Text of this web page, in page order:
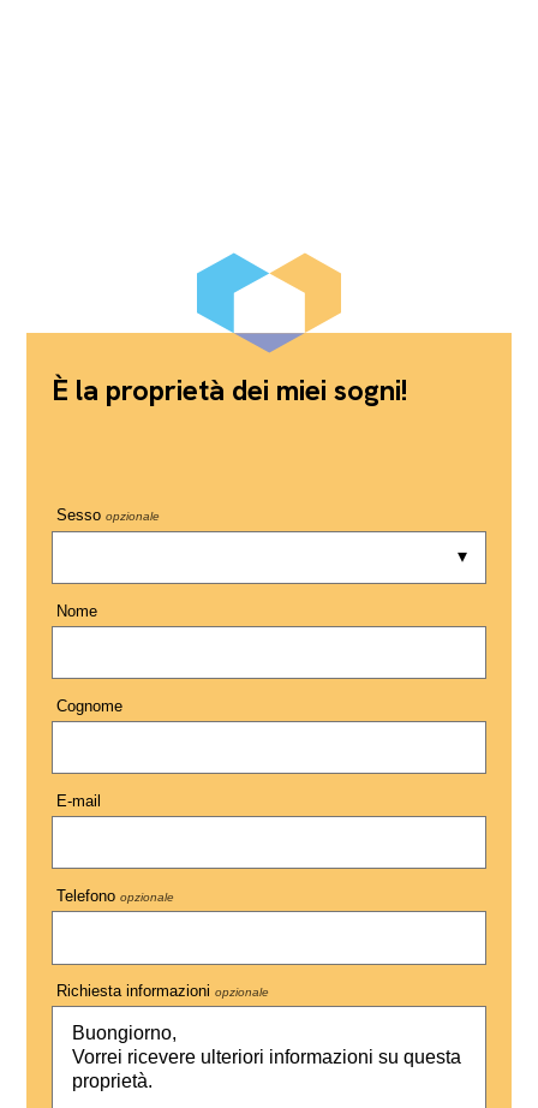
È la proprietà dei miei sogni!
Sesso opzionale
Nome
Cognome
E-mail
Telefono opzionale
Richiesta informazioni opzionale